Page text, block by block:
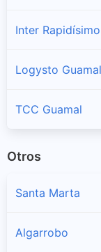
Inter
Logysto Guamal
TCC Guamal
Otros
Santa Marta
Algarrobo